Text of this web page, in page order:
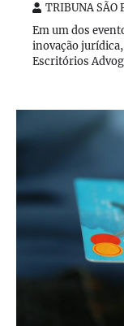
TRIBUNA SÃO
Em um dos
inovação
Escritórios